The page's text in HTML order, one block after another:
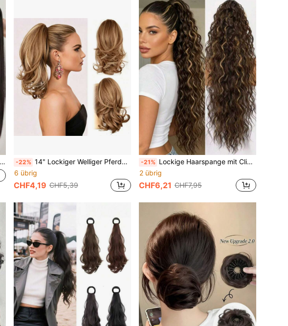
-22% 14" Lockiger Welliger Pferdeschwanz – Haarspange aus synthetischem Haar, blond gesträhnt, gestuft, hohes Volumen, einfach zu installieren für tägliche/Party/formelle Sommer-Haaraccessoires Urlaub Haarklammern
6 übrig
CHF4,19 CHF5,39
-21% Lockige Haarspange mit Clip für Pferdeschwanz, gewellte synthetische Haarverlängerung mit Highlights, natürlich aussehendes Haaraccessoire für Alltag, Party und Hochzeit für Frauen
2 übrig
CHF6,21 CHF7,95